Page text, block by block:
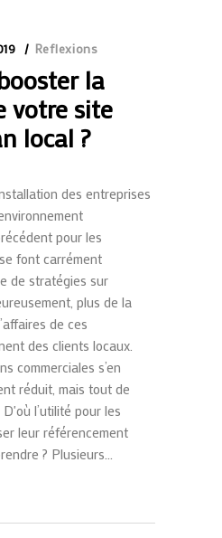
Reflexions
la
votre site
local ?
des entreprises
pour les
font carrément
de stratégies sur
plus de la
de ces
des clients locaux.
commerciales s’en
réduit, mais tout de
l’utilité pour les
leur référencement
? Plusieurs...